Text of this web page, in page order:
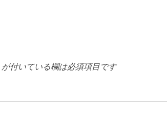
が付いている欄は必須項目です